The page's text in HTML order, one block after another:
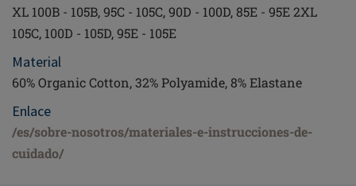
XL 100B - 105B, 95C - 105C, 90D - 100D, 85E - 95E 2XL
105C, 100D - 105D, 95E - 105E
Material
60% Organic Cotton, 32% Polyamide, 8% Elastane
Enlace
/es/sobre-nosotros/materiales-e-instrucciones-de-
cuidado/